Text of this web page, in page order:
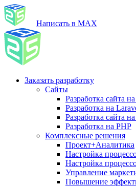
Написать в MAX
Заказать разработку
Сайты
Разработка сайта
Разработка на
Разработка сайта
Разработка на PHP
Комплексные решения
Проект+Аналитика
Настройка
Настройка
Управление
Повышение